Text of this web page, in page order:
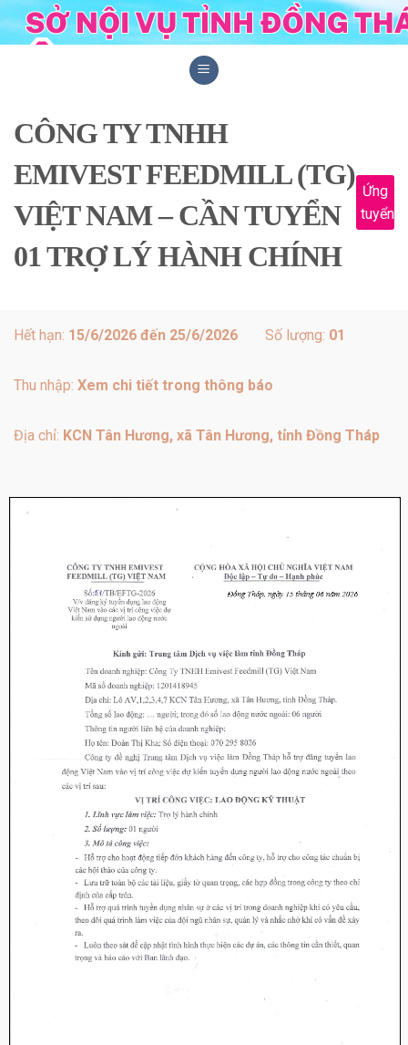
Skip
to
CÔNG TY TNHH
EMIVEST FEEDMILL (TG)
VIỆT NAM – CẦN TUYỂN
01 TRỢ LÝ HÀNH CHÍNH
Ứng
tuyển
Hết hạn: 15/6/2026 đến 25/6/2026 Số lượng: 01
Thu nhập: Xem chi tiết trong thông báo
Địa chỉ: KCN Tân Hương, xã Tân Hương, tỉnh Đồng Tháp